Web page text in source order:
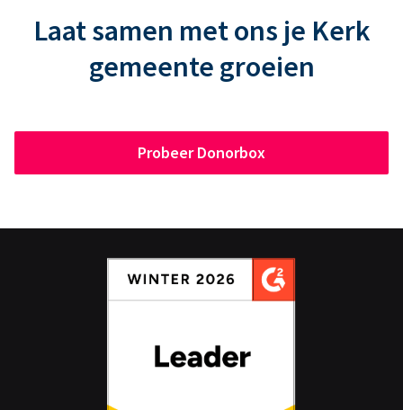
Laat samen met ons je Kerk
gemeente groeien
Probeer Donorbox